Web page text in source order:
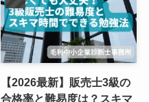
【2026最新】販売士3級の
合格率と難易度は？スキマ